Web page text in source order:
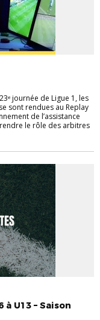
journée de Ligue 1, les
sont rendues au Replay
de l’assistance
le rôle des arbitres
U13 – Saison